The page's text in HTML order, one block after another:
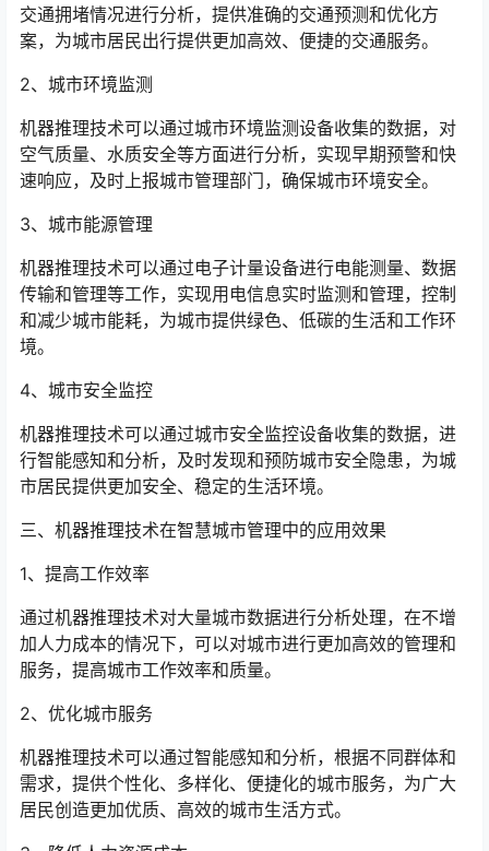
交通拥堵情况进行分析，提供准确的交通预测和优化方
案，为城市居民出行提供更加高效、便捷的交通服务。
2、城市环境监测
机器推理技术可以通过城市环境监测设备收集的数据，对
空气质量、水质安全等方面进行分析，实现早期预警和快
速响应，及时上报城市管理部门，确保城市环境安全。
3、城市能源管理
机器推理技术可以通过电子计量设备进行电能测量、数据
传输和管理等工作，实现用电信息实时监测和管理，控制
和减少城市能耗，为城市提供绿色、低碳的生活和工作环
境。
4、城市安全监控
机器推理技术可以通过城市安全监控设备收集的数据，进
行智能感知和分析，及时发现和预防城市安全隐患，为城
市居民提供更加安全、稳定的生活环境。
三、机器推理技术在智慧城市管理中的应用效果
1、提高工作效率
通过机器推理技术对大量城市数据进行分析处理，在不增
加人力成本的情况下，可以对城市进行更加高效的管理和
服务，提高城市工作效率和质量。
2、优化城市服务
机器推理技术可以通过智能感知和分析，根据不同群体和
需求，提供个性化、多样化、便捷化的城市服务，为广大
居民创造更加优质、高效的城市生活方式。